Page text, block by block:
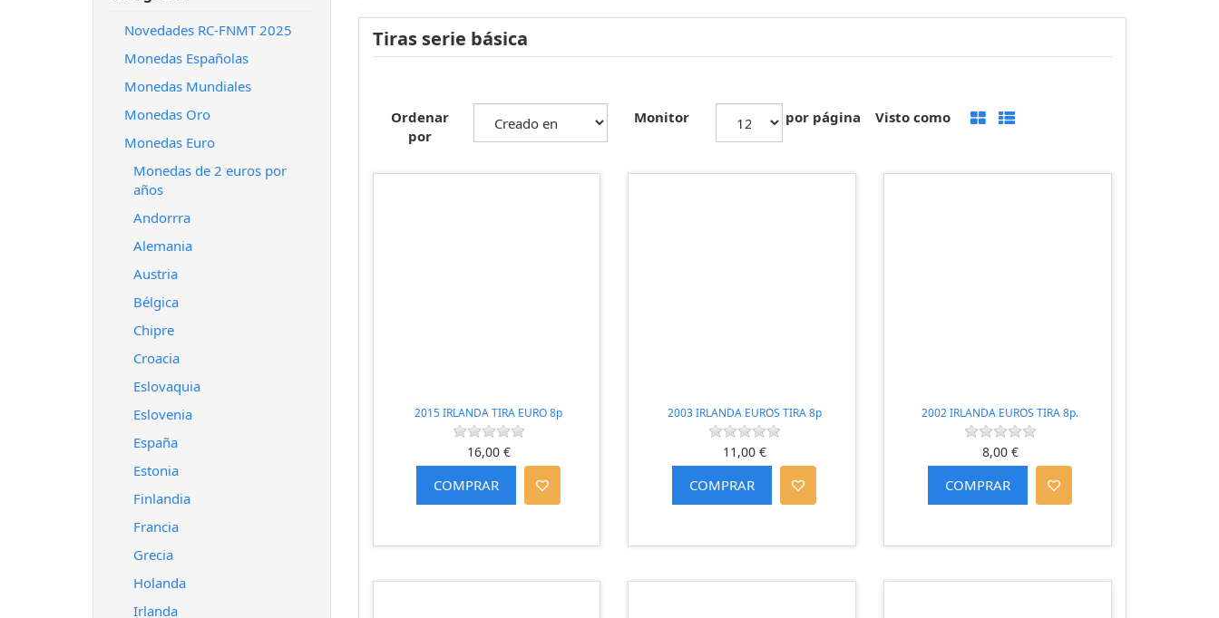
Novedades RC-FNMT 2025
Monedas Españolas
Monedas Mundiales
Monedas Oro
Monedas Euro
Monedas de 2 euros por
años
Andorrra
Alemania
Austria
Bélgica
Chipre
Croacia
Eslovaquia
Eslovenia
España
Estonia
Finlandia
Francia
Grecia
Holanda
Irlanda
Tiras serie básica
Ordenar
por
Monitor por página Visto como
2015 IRLANDA TIRA EURO 8p
16,00 €
2003 IRLANDA EUROS TIRA 8p
11,00 €
2002 IRLANDA EUROS TIRA 8p.
8,00 €